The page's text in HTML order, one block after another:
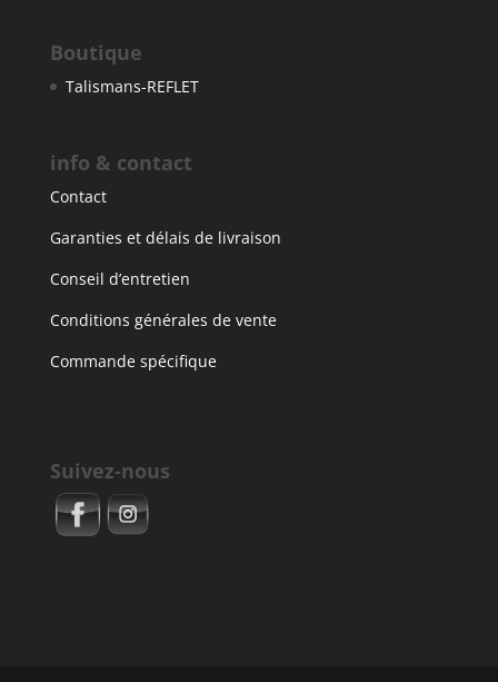
Boutique
Talismans-REFLET
info & contact
Contact
Garanties et délais de livraison
Conseil d’entretien
Conditions générales de vente
Commande spécifique
Suivez-nous